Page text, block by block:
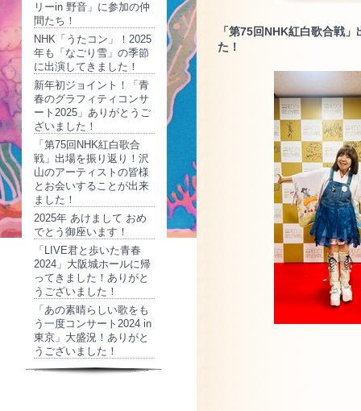
リーin 野音」に参加の仲
間たち！
NHK「うたコン」！2025
年も「なごり雪」の季節
に出演してきました！
新年初ジョイント！「青
春のグラフィティコンサ
ート2025」ありがとうご
ざいました！
「第75回NHK紅白歌合
戦」出場を振り返り！沢
山のアーティストの皆様
とお会いすることが出来
ました！
2025年 あけまして おめ
でとう御座います！
「LIVE君と歩いた青春
2024」大阪城ホールに帰
ってきました！ありがと
うございました！
「あの素晴らしい歌をも
う一度コンサート2024 in
東京」大盛況！ありがと
うございました！
「第75回NHK紅白歌合戦
た！